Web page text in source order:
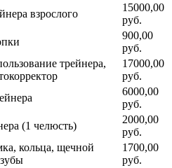
взрослого
15000,00
руб.
900,00
руб.
трейнера,
17000,00
руб.
6000,00
руб.
(1 челюсть)
2000,00
руб.
кольца, щечной
1700,00
руб.